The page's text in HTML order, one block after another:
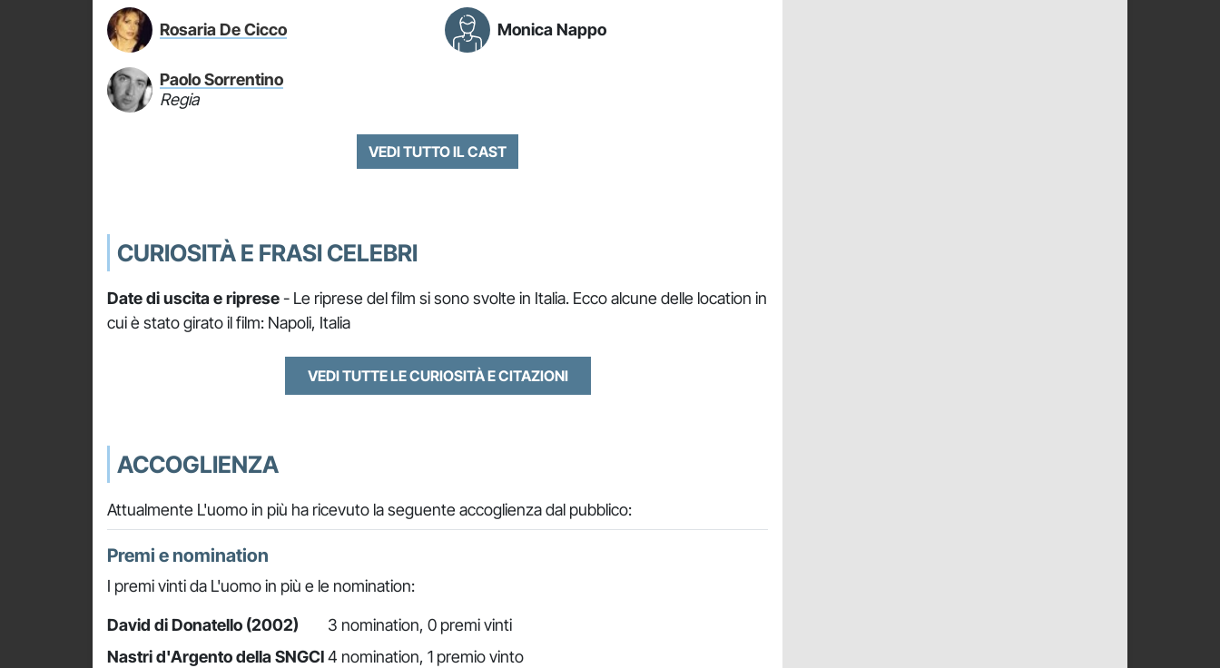
Rosaria De Cicco Monica Nappo
Paolo Sorrentino
Regia
VEDI TUTTO IL CAST
CURIOSITÀ E FRASI CELEBRI
Date di uscita e riprese- Le riprese del film si sono svolte in Italia. Ecco alcune delle location in
cui è stato girato il film: Napoli, Italia
VEDI TUTTE LE CURIOSITÀ E CITAZIONI
ACCOGLIENZA
Attualmente L'uomo in più ha ricevuto la seguente accoglienza dal pubblico:
Premi e nomination
I premi vinti da L'uomo in più e le nomination:
David di Donatello (2002)
3 nomination, 0 premi vinti
Nastri d'Argento della SNGCI4 nomination, 1 premio vinto